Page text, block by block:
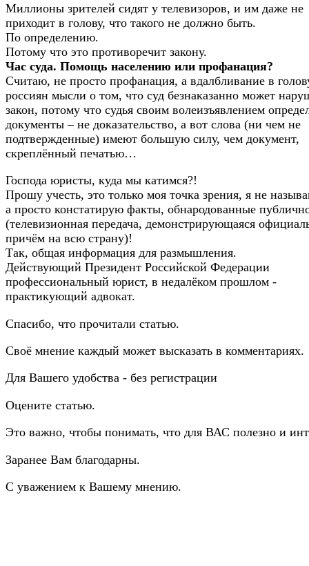
Миллионы зрителей сидят у телевизоров, и им даже не
приходит в голову, что такого не должно быть.
По определению.
Потому что это противоречит закону.
Час суда. Помощь населению или профанация?
Считаю, не просто профанация, а вдалбливание в
россиян мысли о том, что суд безнаказанно может
закон, потому что судья своим волеизъявлением
документы – не доказательство, а вот слова (ни чем не
подтвержденные) имеют большую силу, чем документ,
скреплённый печатью…
Господа юристы, куда мы катимся?!
Прошу учесть, это только моя точка зрения, я не
а просто констатирую факты, обнародованные
(телевизионная передача, демонстрирующаяся
причём на всю страну)!
Так, общая информация для размышления.
Действующий Президент Российской Федерации
профессиональный юрист, в недалёком прошлом -
практикующий адвокат.
Спасибо, что прочитали статью.
Своё мнение каждый может высказать в комментариях.
Для Вашего удобства - без регистрации
Оцените статью.
Это важно, чтобы понимать, что для ВАС полезно и
Заранее Вам благодарны.
С уважением к Вашему мнению.